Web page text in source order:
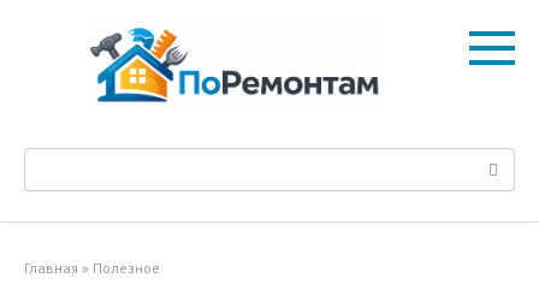
Поиск:
Главная » Полезное